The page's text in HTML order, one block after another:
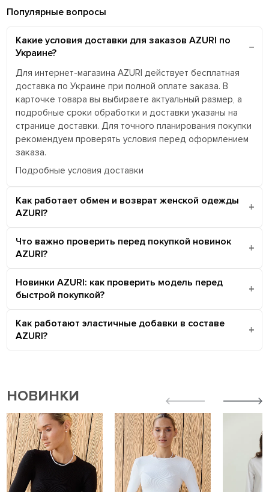
Популярные вопросы
Какие условия доставки для заказов AZURI по
Украине?
Для интернет-магазина AZURI действует бесплатная
доставка по Украине при полной оплате заказа. В
карточке товара вы выбираете актуальный размер, а
подробные сроки обработки и доставки указаны на
странице доставки. Для точного планирования покупки
рекомендуем проверять условия перед оформлением
заказа.
Подробные условия доставки
Как работает обмен и возврат женской одежды
AZURI?
Что важно проверить перед покупкой новинок
AZURI?
Новинки AZURI: как проверить модель перед
быстрой покупкой?
Как работают эластичные добавки в составе
AZURI?
НОВИНКИ